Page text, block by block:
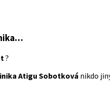
?
Atigu Sobotková nikdo